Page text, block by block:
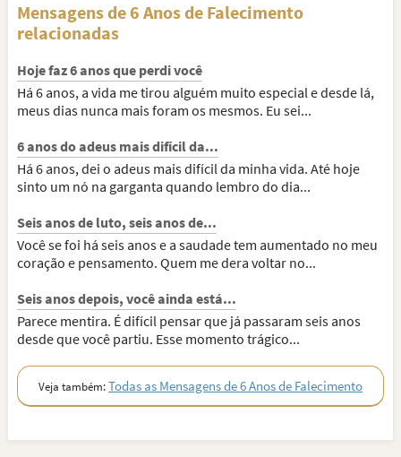
Mensagens de 6 Anos de Falecimento
relacionadas
Hoje faz 6 anos que perdi você
Há 6 anos, a vida me tirou alguém muito especial e desde lá,
meus dias nunca mais foram os mesmos. Eu sei...
6 anos do adeus mais difícil da...
Há 6 anos, dei o adeus mais difícil da minha vida. Até hoje
sinto um nó na garganta quando lembro do dia...
Seis anos de luto, seis anos de...
Você se foi há seis anos e a saudade tem aumentado no meu
coração e pensamento. Quem me dera voltar no...
Seis anos depois, você ainda está...
Parece mentira. É difícil pensar que já passaram seis anos
desde que você partiu. Esse momento trágico...
Veja também:Todas as Mensagens de 6 Anos de Falecimento